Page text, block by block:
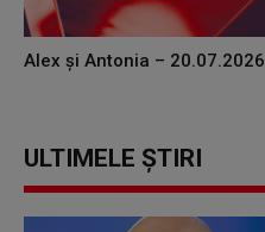
Alex și Antonia – 20.07.2026
ULTIMELE ȘTIRI